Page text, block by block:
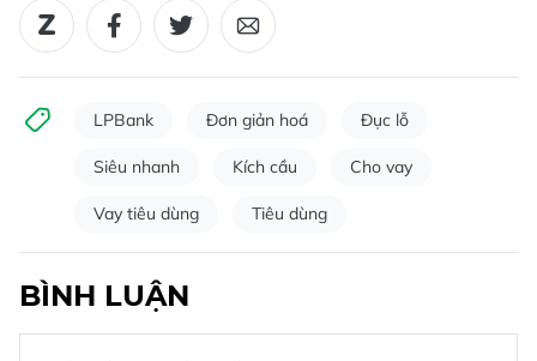
LPBank Đơn giản hoá Đục lỗ
Siêu nhanh Kích cầu Cho vay
Vay tiêu dùng Tiêu dùng
BÌNH LUẬN